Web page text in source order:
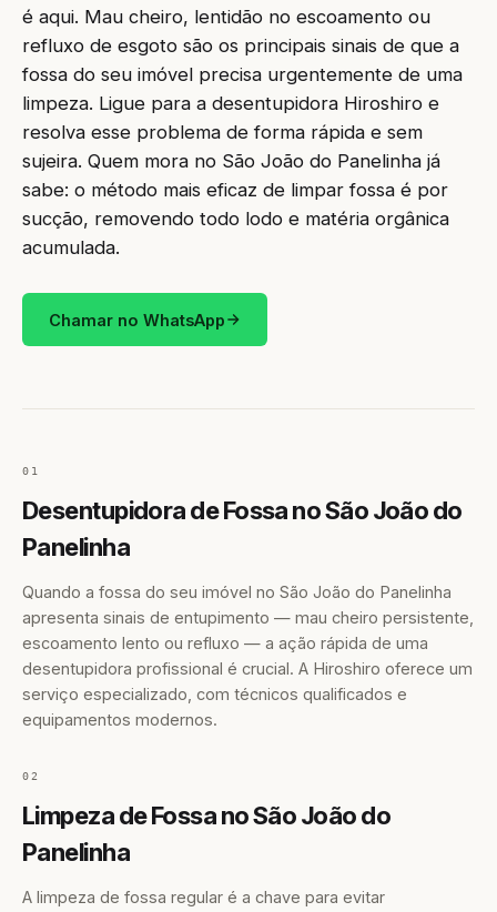
é aqui. Mau cheiro, lentidão no escoamento ou
refluxo de esgoto são os principais sinais de que a
fossa do seu imóvel precisa urgentemente de uma
limpeza. Ligue para a desentupidora Hiroshiro e
resolva esse problema de forma rápida e sem
sujeira. Quem mora no São João do Panelinha já
sabe: o método mais eficaz de limpar fossa é por
sucção, removendo todo lodo e matéria orgânica
acumulada.
Chamar no WhatsApp
01
Desentupidora de Fossa no São João do
Panelinha
Quando a fossa do seu imóvel no São João do Panelinha
apresenta sinais de entupimento — mau cheiro persistente,
escoamento lento ou refluxo — a ação rápida de uma
desentupidora profissional é crucial. A Hiroshiro oferece um
serviço especializado, com técnicos qualificados e
equipamentos modernos.
02
Limpeza de Fossa no São João do
Panelinha
A limpeza de fossa regular é a chave para evitar